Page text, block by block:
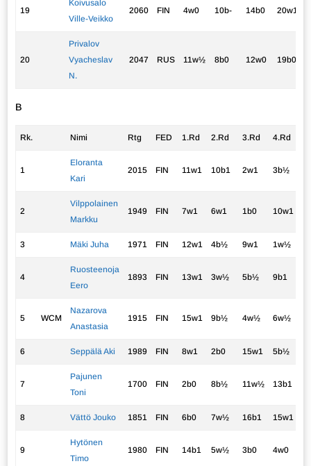
19
Koivusalo
Ville-Veikko
2060 FIN 4w0 10b- 14b0 20w1
20
Privalov
Vyacheslav
N.
2047 RUS 11w½ 8b0 12w0 19b0
B
Rk. Nimi Rtg FED 1.Rd 2.Rd 3.Rd 4.Rd
1
Eloranta
Kari
2015 FIN 11w1 10b1 2w1 3b½
2
Vilppolainen
Markku
1949 FIN 7w1 6w1 1b0 10w1
3 Mäki Juha 1971 FIN 12w1 4b½ 9w1 1w½
4
Ruosteenoja
Eero
1893 FIN 13w1 3w½ 5b½ 9b1
5 WCM
Nazarova
Anastasia
1915 FIN 15w1 9b½ 4w½ 6w½
6 Seppälä Aki 1989 FIN 8w1 2b0 15w1 5b½
7
Pajunen
Toni
1700 FIN 2b0 8b½ 11w½ 13b1
8 Vättö Jouko 1851 FIN 6b0 7w½ 16b1 15w1
9
Hytönen
Timo
1980 FIN 14b1 5w½ 3b0 4w0